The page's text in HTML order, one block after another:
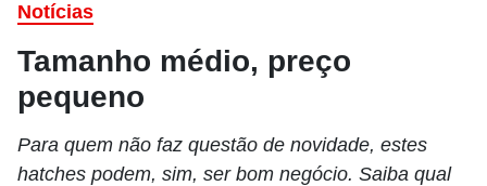
Notícias
Tamanho médio, preço
pequeno
Para quem não faz questão de novidade, estes
hatches podem, sim, ser bom negócio. Saiba qual